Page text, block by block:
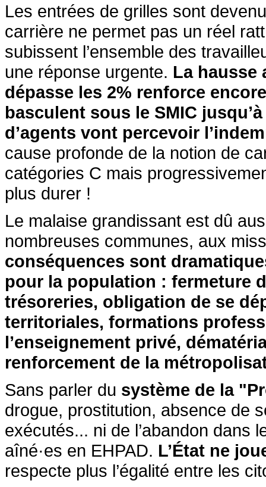
Les entrées de grilles sont
carrière ne permet pas un réel
subissent l’ensemble des
une réponse urgente. La hausse
dépasse les 2% renforce
basculent sous le SMIC
d’agents vont percevoir
cause profonde de la notion de
catégories C mais
plus durer !
Le malaise grandissant est dû
nombreuses communes, aux
conséquences sont
pour la population : fermeture
trésoreries, obligation de se
territoriales, formations
l’enseignement privé,
renforcement de la
Sans parler du système de la
drogue, prostitution, absence de
exécutés... ni de l’abandon dans
aîné·es en EHPAD. L’État ne
respecte plus l’égalité entre les